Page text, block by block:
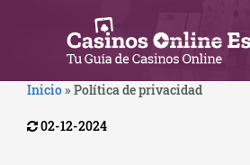
Inicio» Política de privacidad
02-12-2024